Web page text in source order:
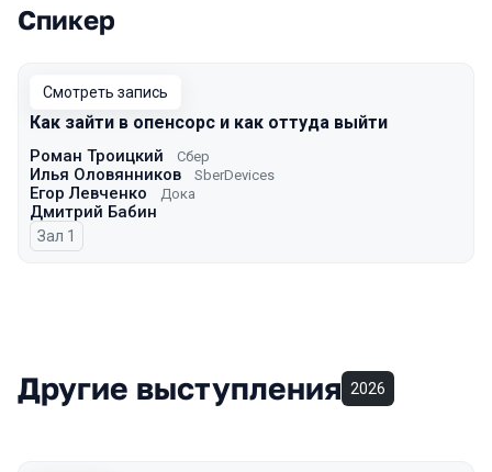
Выступления в сезоне 2024 Autumn
Спикер
Смотреть запись
Как зайти в опенсорс и как оттуда выйти
Роман Троицкий Сбер
Илья Оловянников SberDevices
Егор Левченко Дока
Дмитрий Бабин
Зал 1
Другие выступления 2026